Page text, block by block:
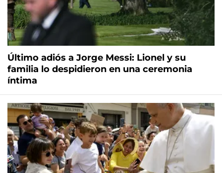
Último adiós a Jorge Messi: Lionel y su
familia lo despidieron en una ceremonia
íntima